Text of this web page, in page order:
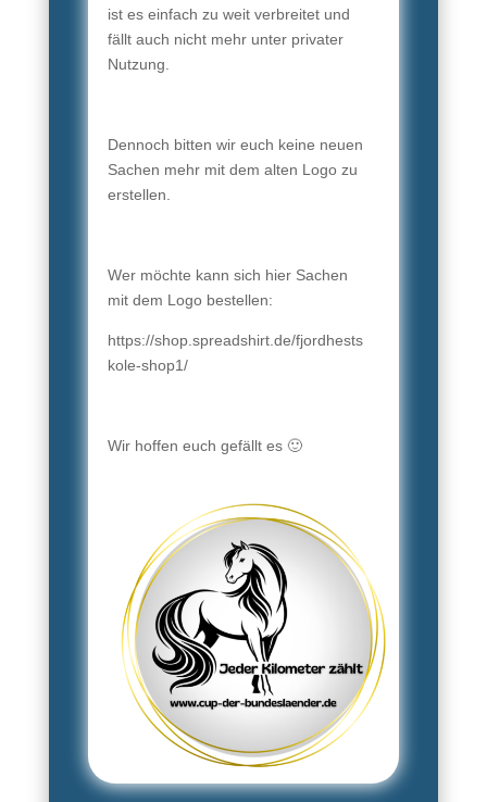
ist es einfach zu weit verbreitet und
fällt auch nicht mehr unter privater
Nutzung.
Dennoch bitten wir euch keine neuen
Sachen mehr mit dem alten Logo zu
erstellen.
Wer möchte kann sich hier Sachen
mit dem Logo bestellen:
https://shop.spreadshirt.de/fjordhests
kole-shop1/
Wir hoffen euch gefällt es 🙂